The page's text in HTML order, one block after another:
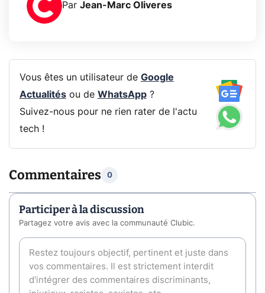
Par Jean-Marc Oliveres
Vous êtes un utilisateur de Google
Actualitésou de WhatsApp?
Suivez-nous pour ne rien rater de l'actu
tech !
Commentaires 0
Participer à la discussion
Partagez votre avis avec la communauté Clubic.